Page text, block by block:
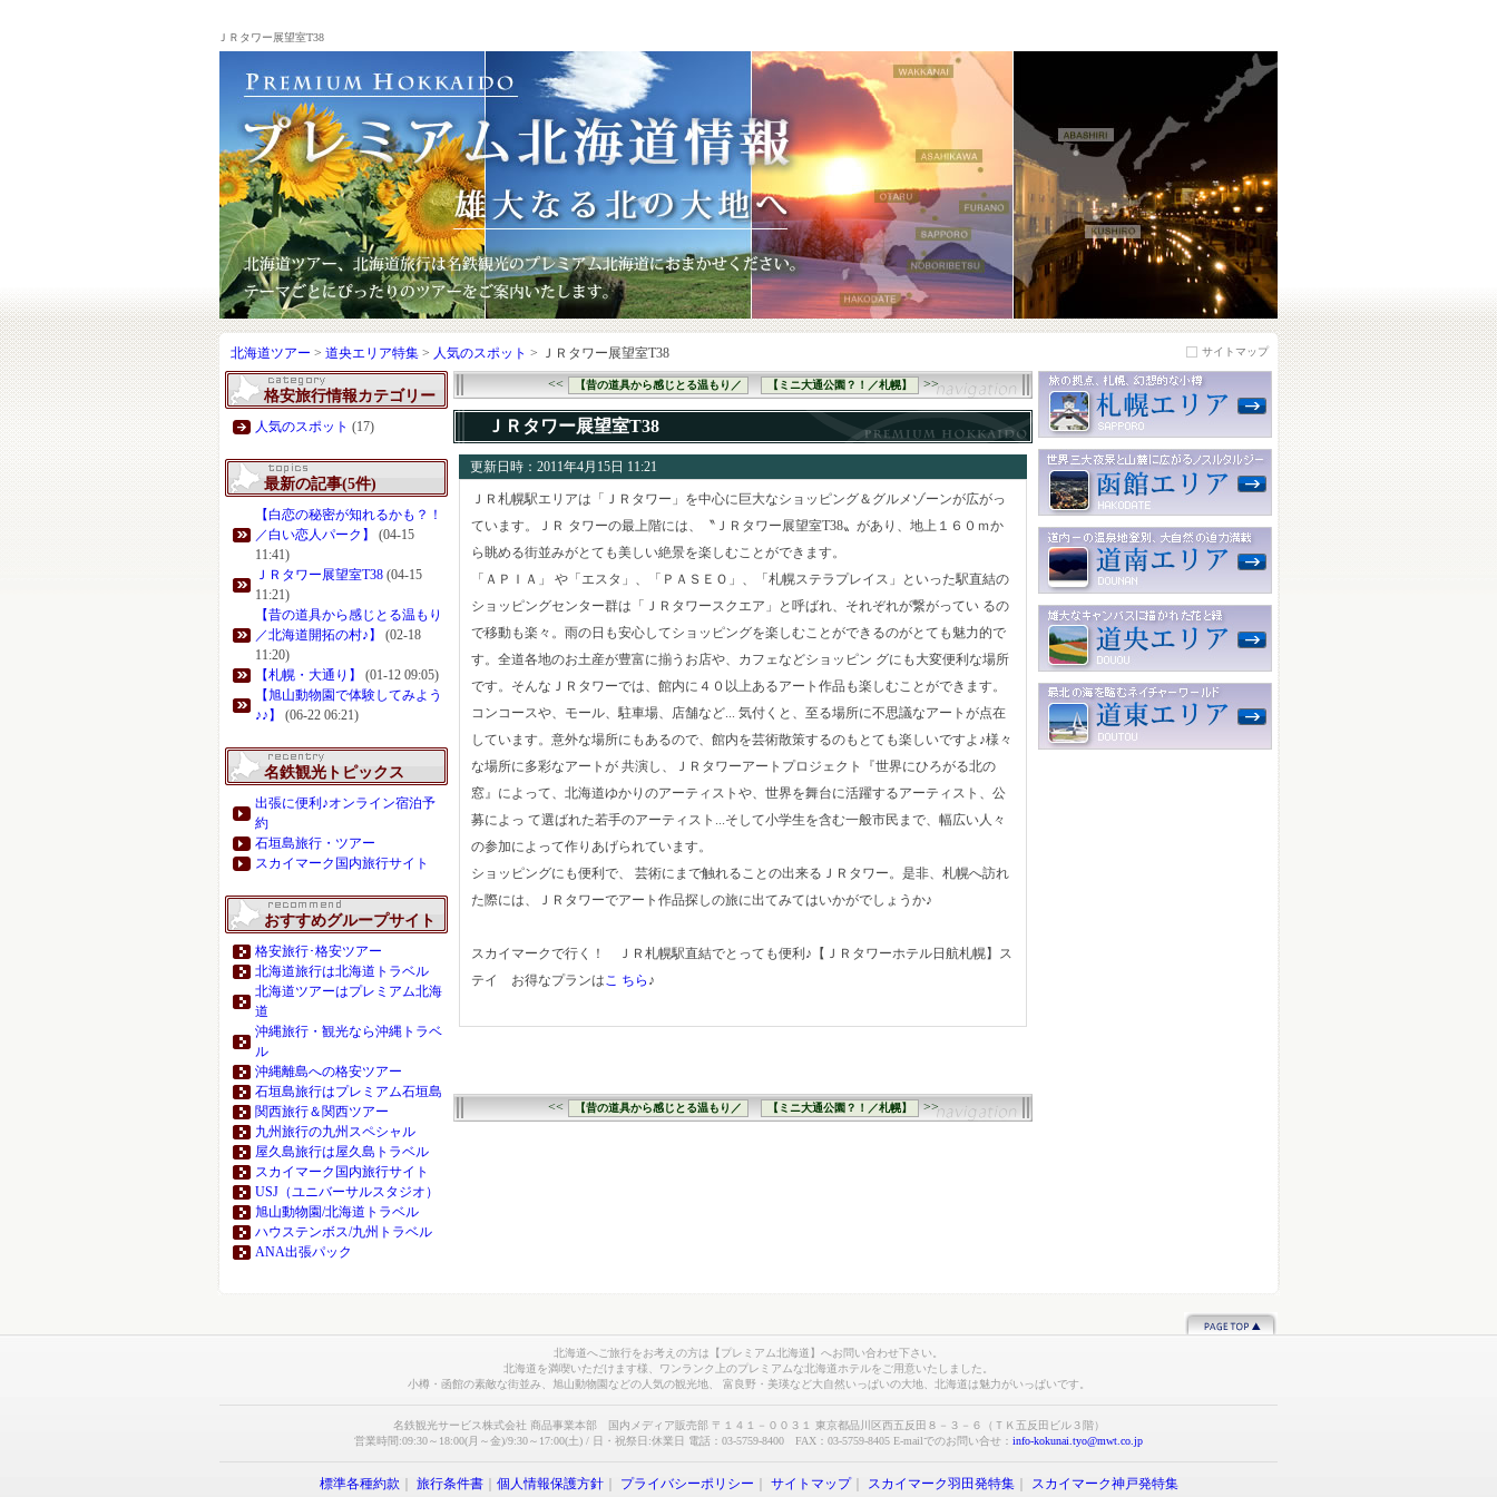
ＪＲタワー展望室T38
北海道ツアー > 道央エリア特集 > 人気のスポット > ＪＲタワー展望室T38 サイトマップ
格安旅行情報カテゴリー
人気のスポット (17)
最新の記事(5件)
【白恋の秘密が知れるかも？！
／白い恋人パーク】
(04-15
11:41)
ＪＲタワー展望室T38 (04-15
11:21)
【昔の道具から感じとる温もり
／北海道開拓の村♪】
(02-18
11:20)
【札幌・大通り】
(01-12 09:05)
【旭山動物園で体験してみよう
♪♪】
(06-22 06:21)
名鉄観光トピックス
出張に便利♪オンライン宿泊予
約
石垣島旅行・ツアー
スカイマーク国内旅行サイト
おすすめグループサイト
格安旅行･格安ツアー
北海道旅行は北海道トラベル
北海道ツアーはプレミアム北海
道
沖縄旅行・観光なら沖縄トラベ
ル
沖縄離島への格安ツアー
石垣島旅行はプレミアム石垣島
関西旅行＆関西ツアー
九州旅行の九州スペシャル
屋久島旅行は屋久島トラベル
スカイマーク国内旅行サイト
USJ（ユニバーサルスタジオ）
旭山動物園/北海道トラベル
ハウステンボス/九州トラベル
ANA出張パック
<< 【昔の道具から感じとる温もり／ 【ミニ大通公園？！／札幌】 >>
ＪＲタワー展望室T38
更新日時：2011年4月15日 11:21
ＪＲ札幌駅エリアは「ＪＲタワー」を中心に巨大なショッピング＆グルメゾーンが広がっ
ています。ＪＲ タワーの最上階には、〝ＪＲタワー展望室T38〟があり、地上１６０ｍか
ら眺める街並みがとても美しい絶景を楽しむことができます。
「ＡＰＩＡ」 や「エスタ」、「ＰＡＳＥＯ」、「札幌ステラプレイス」といった駅直結の
ショッピングセンター群は「ＪＲタワースクエア」と呼ばれ、それぞれが繋がってい るの
で移動も楽々。雨の日も安心してショッピングを楽しむことができるのがとても魅力的で
す。全道各地のお土産が豊富に揃うお店や、カフェなどショッピン グにも大変便利な場所
です。そんなＪＲタワーでは、館内に４０以上あるアート作品も楽しむことができます。
コンコースや、モール、駐車場、店舗など... 気付くと、至る場所に不思議なアートが点在
しています。意外な場所にもあるので、館内を芸術散策するのもとても楽しいですよ♪様々
な場所に多彩なアートが 共演し、ＪＲタワーアートプロジェクト『世界にひろがる北の
窓』によって、北海道ゆかりのアーティストや、世界を舞台に活躍するアーティスト、公
募によっ て選ばれた若手のアーティスト...そして小学生を含む一般市民まで、幅広い人々
の参加によって作りあげられています。
ショッピングにも便利で、 芸術にまで触れることの出来るＪＲタワー。是非、札幌へ訪れ
た際には、ＪＲタワーでアート作品探しの旅に出てみてはいかがでしょうか♪
スカイマークで行く！ ＪＲ札幌駅直結でとっても便利♪【ＪＲタワーホテル日航札幌】ス
テイ お得なプランはこ ちら ♪
<< 【昔の道具から感じとる温もり／ 【ミニ大通公園？！／札幌】 >>
北海道へご旅行をお考えの方は【プレミアム北海道】へお問い合わせ下さい。
北海道を満喫いただけます様、ワンランク上のプレミアムな北海道ホテルをご用意いたしました。
小樽・函館の素敵な街並み、旭山動物園などの人気の観光地、 富良野・美瑛など大自然いっぱいの大地、北海道は魅力がいっぱいです。
名鉄観光サービス株式会社 商品事業本部 国内メディア販売部 〒１４１－００３１ 東京都品川区西五反田８－３－６（ＴＫ五反田ビル３階）
営業時間:09:30～18:00(月～金)/9:30～17:00(土) / 日・祝祭日:休業日 電話：03-5759-8400 FAX：03-5759-8405 E-mailでのお問い合せ： info-kokunai.tyo@mwt.co.jp
標準各種約款 旅行条件書｜ 個人情報保護方針｜ プライバシーポリシー サイトマップ｜ スカイマーク羽田発特集｜ スカイマーク神戸発特集